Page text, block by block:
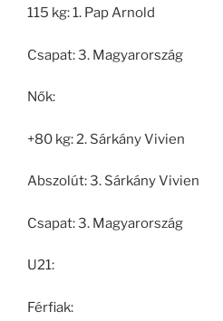
115 kg: 1. Pap Arnold
Csapat: 3. Magyarország
Nők:
+80 kg: 2. Sárkány Vivien
Abszolút: 3. Sárkány Vivien
Csapat: 3. Magyarország
U21:
Férfiak: